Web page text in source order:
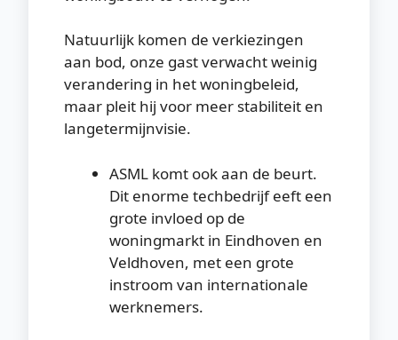
Natuurlijk komen de verkiezingen
aan bod, onze gast verwacht weinig
verandering in het woningbeleid,
maar pleit hij voor meer stabiliteit en
langetermijnvisie.
ASML komt ook aan de beurt.
Dit enorme techbedrijf eeft een
grote invloed op de
woningmarkt in Eindhoven en
Veldhoven, met een grote
instroom van internationale
werknemers.